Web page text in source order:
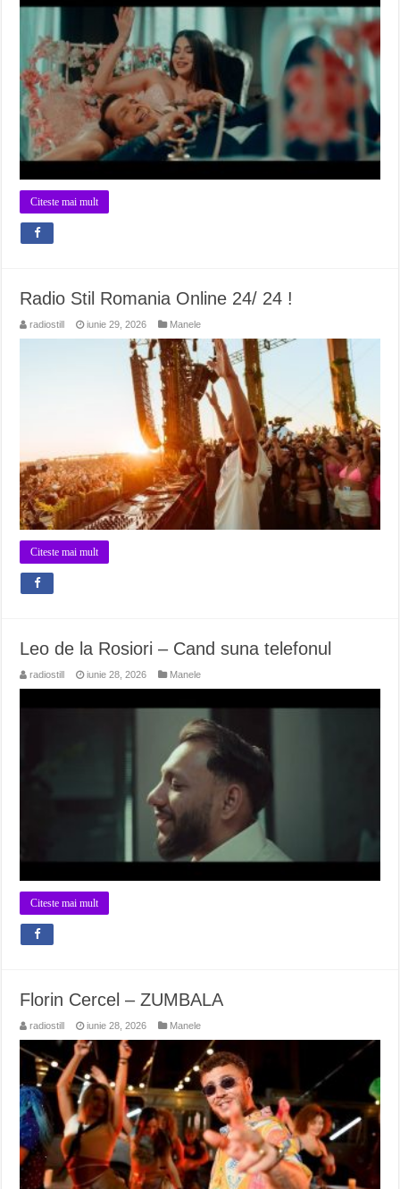
Citeste mai mult
Radio Stil Romania Online 24/ 24 !
radiostill iunie 29, 2026 Manele
Citeste mai mult
Leo de la Rosiori – Cand suna telefonul
radiostill iunie 28, 2026 Manele
Citeste mai mult
Florin Cercel – ZUMBALA
radiostill iunie 28, 2026 Manele